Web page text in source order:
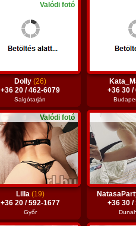
Valódi fotó
Dolly (26)
+36 20 / 462-6079
Salgótarján
+36 30 /
Valódi fotó
Lilla (19)
+36 20 / 592-1677
Győr
+36 30 /